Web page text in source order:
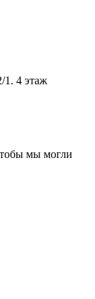
1. 4 этаж
мы могли